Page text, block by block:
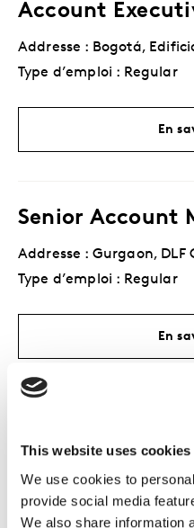
This website uses cookies
We use cookies to
provide social media
We also share information
Account
Addresse : Bogotá,
Type d’emploi : Regular
En
Senior Account
Addresse : Gurgaon, DLF
Type d’emploi : Regular
En
Type d’emploi : Regular